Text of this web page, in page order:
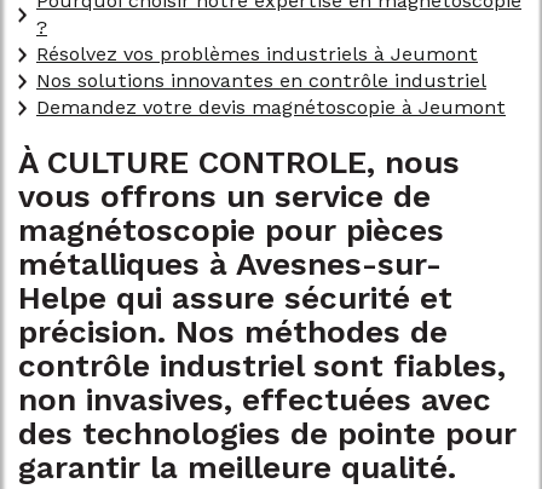
?
Résolvez vos problèmes industriels à Jeumont
Nos solutions innovantes en contrôle industriel
Demandez votre devis magnétoscopie à Jeumont
À CULTURE CONTROLE, nous
vous offrons un service de
magnétoscopie pour pièces
métalliques à Avesnes-sur-
Helpe qui assure sécurité et
précision. Nos méthodes de
contrôle industriel sont fiables,
non invasives, effectuées avec
des technologies de pointe pour
garantir la meilleure qualité.